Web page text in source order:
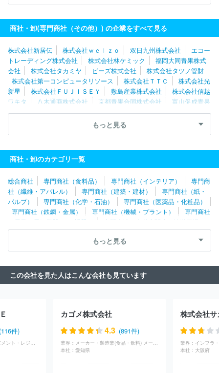
ド
伊藤忠飼料株式会社
住商ファーマインターナショナル株式会
社
株式会社ハーモニック 株式会社近鉄トレーディングサービス
商社・卸(専門商社（その他）) の企業をすべて見る
株式会社新居伝 株式会社ｗｅｌｚｏ 双日九州株式会社
エコー
トレーディング株式会社
株式会社林ケミック
福岡大同青果株式
会社
株式会社タカミヤ ビーズ株式会社
株式会社タツノ管財
株式会社第一コンピュータリソース
株式会社ＴＴＣ
株式会社光
新星
株式会社ＦＵＪＩＳＥＹ 敷島産業株式会社
株式会社信越
ワキタ
八木通商株式会社 京都青果合同株式会社
富山促成青果
株式会社
株式会社シーエスシーサービス
イツワ商事株式会社
ゼニヤ海洋サービス株式会社
株式会社名港フラワーブリッジ
式会社バイオテック
クリヤマジャパン株式会社
株式会社進研アド
アピデ株式会社
株式会社ＧＭＴ
株式会社カナエ
ー
タキイ種苗株式会社 山内金属株式会社
パシバ株式会社
グリーンホスピタルサプライ株式会社
株式会社内村
東邦ゴム工
業株式会社
株式会社丹波屋 潮物産株式会社
カネコ種苗株式会
社
関東マルワ産業株式会社 株式会社リベルタ
株式会社フィッ
株式会社アルファウェーブ
クス
エム・シー・ヘルスケアホールディングス株式会社
ダイヤ
株式会社
株式会社ヤマハミュージックジャパン
株式会社
株式会社武蔵野種苗園 田辺薬局株式会社
株式会社学
株式会社山本製作所
ニチモウ株式会社
佐藤長八商事株式会社
株式会社日本ケアサプライ
住商グローバルエレクトロニクス株式
会社
サンディスク合同会社
式会社
カルチュア・コンビニエンス・クラブ株式会社
住商フー
もっと見る
商社・卸のカテゴリ一覧
総合商社 専門商社（食料品） 専門商社（インテリア）
専門商
社（繊維・アパレル）
専門商社（建築・建材）
専門商社（紙・
パルプ）
専門商社（化学・石油）
専門商社（医薬品・化粧品）
専門商社（鉄鋼・金属）
専門商社（機械・プラント）
専門商社
（電子・電気機器・OA機器）
専門商社（自動車関連・輸送用機
器）
専門商社（医療機器）
専門商社（文具・事務用品・日用
専門商社（スポーツ・レジャー用品） 専門商社（その他）
もっと見る
この会社を見た人はこんな会社も見ています
件)
サービス(アミューズメント・レジャー)
カゴメ株式会社
4.3 (891件)
業界：
メーカー・製造業(食品・飲料) メーカー・製造業(たばこ・飼料)
本社： 愛知県
株式会社
業界：
本社： 大阪府